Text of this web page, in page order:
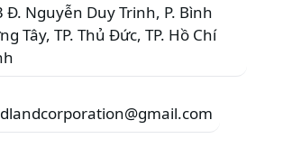
Đ. Nguyễn Duy Trinh, P. Bình
Tây, TP. Thủ Đức, TP. Hồ Chí